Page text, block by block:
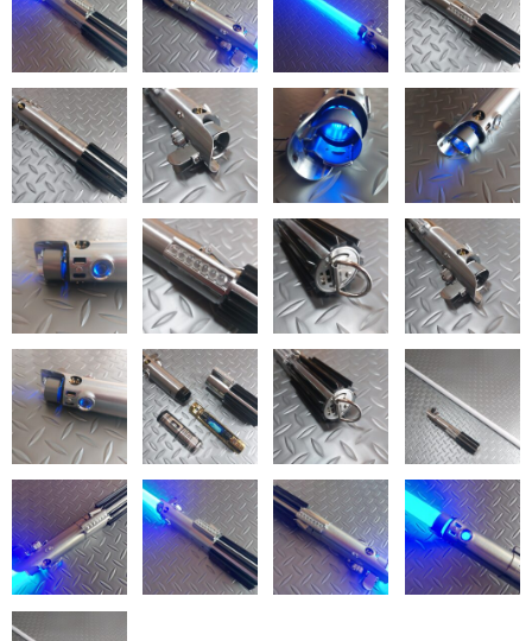
バックオーダーシステム（予約システム・お取り寄せ）
ＯＫ! 店長のブログ
ジャグリングアイテム
ディアボロ
パフォーマンスドラゴン
パフォーマンスドラゴン ゴールド
パフォーマンスドラゴン シルバー
パフォーマンスドラゴン カラー
コンタクトボール
コンタクトボール100mm UVタイプ
コンタクトボール76mm UVタイプ
コンタクトボール76mm カラータイプ